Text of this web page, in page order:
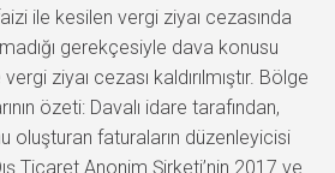
ile kesilen vergi ziyaı cezasında
gerekçesiyle dava konusu
ziyaı cezası kaldırılmıştır. Bölge
özeti: Davalı idare tarafından,
oluşturan faturaların düzenleyicisi
Ticaret Anonim Şirketi’nin 2017 ve